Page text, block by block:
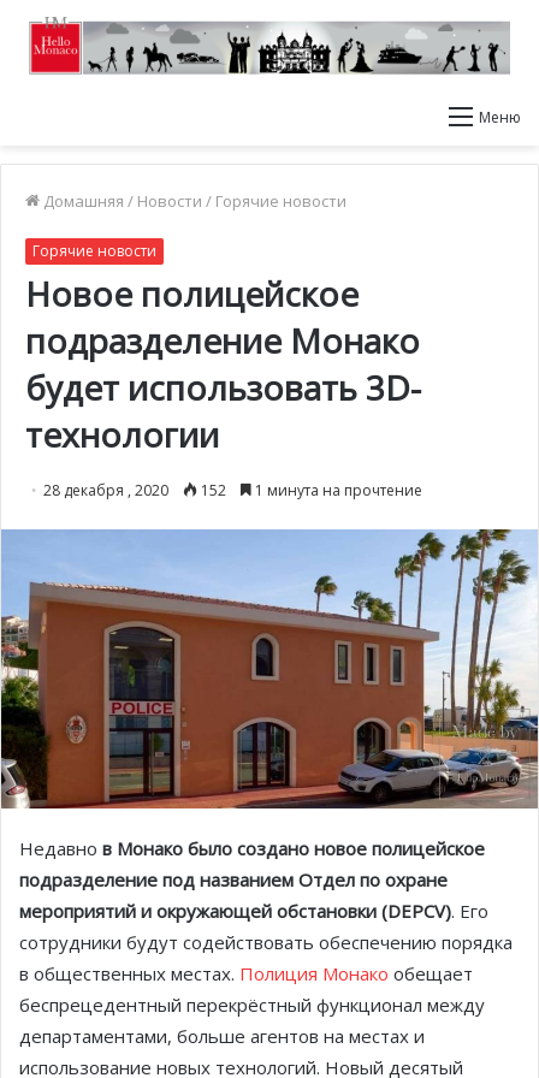
Меню
Домашняя / Новости / Горячие новости
Горячие новости
Новое полицейское
подразделение Монако
будет использовать 3D-
технологии
28 декабря , 2020 152 1 минута на прочтение
Недавно в Монако было создано новое полицейское
подразделение под названием Отдел по охране
мероприятий и окружающей обстановки (DEPCV). Его
сотрудники будут содействовать обеспечению порядка
в общественных местах. Полиция Монако обещает
беспрецедентный перекрёстный функционал между
департаментами, больше агентов на местах и
использование новых технологий. Новый десятый